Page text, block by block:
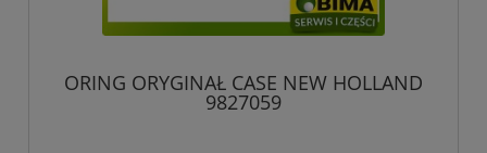
ORING ORYGINAŁ CASE NEW HOLLAND
9827059